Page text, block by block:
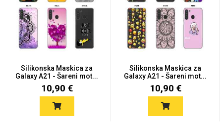
Silikonska Maskica za
Galaxy A21 - Šareni mot...
10,90 €
Silikonska Maskica za
Galaxy A21 - Šareni mot...
10,90 €
Svemirska kolekcija Valentinovo
Love motivi I Need Some Space